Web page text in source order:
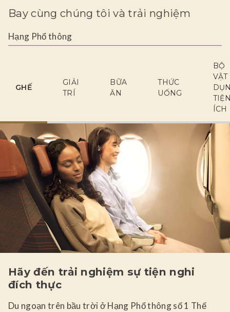
Bay cùng chúng tôi và trải nghiệm
Hạng Phổ thông
GHẾ
GIẢI
TRÍ
BỮA
ĂN
THỨC
UỐNG
BỘ
VẬT
ÍCH
Hãy đến trải nghiệm sự tiện nghi
đích thực
Du ngoạn trên bầu trời ở Hạng Phổ thông số 1 Thế